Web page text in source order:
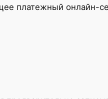
платежный онлайн-